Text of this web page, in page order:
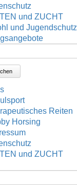
und ZUCHT
und Jugendschutz
Reiten
Horsing
und ZUCHT